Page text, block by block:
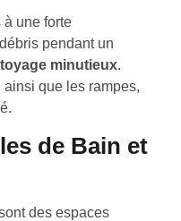
à une forte
pendant un
minutieux.
que les rampes,
de Bain et
des espaces